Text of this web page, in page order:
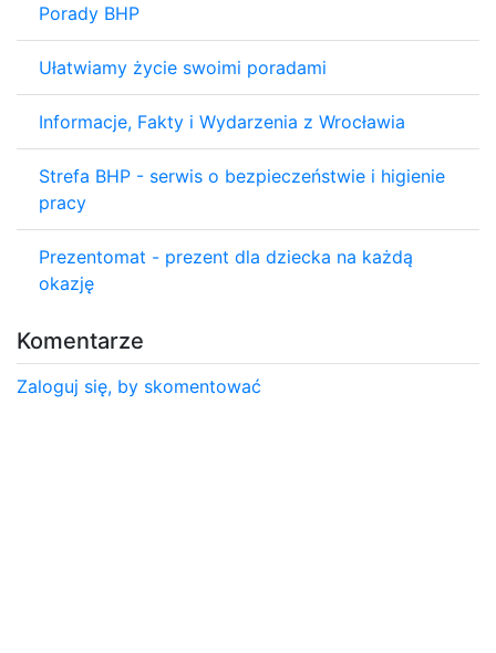
Porady BHP
Ułatwiamy życie swoimi poradami
Informacje, Fakty i Wydarzenia z Wrocławia
Strefa BHP - serwis o bezpieczeństwie i higienie
pracy
Prezentomat - prezent dla dziecka na każdą
okazję
Komentarze
Zaloguj się, by skomentować